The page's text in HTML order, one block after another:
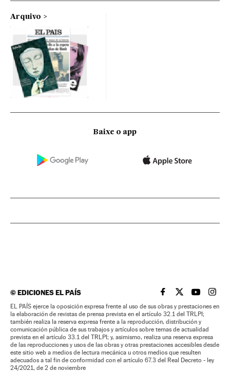
Arquivo
Baixe o app
©EDICIONES EL PAÍS EL PAÍS BRASIL EN
EL PAÍSEL PAÍS
EL
EL PAÍS ejerce la oposición expresa frente al uso de sus obras y prestaciones en
la elaboración de revistas de prensa prevista en el artículo 32.1 del TRLPI;
también realiza la reserva expresa frente a la reproducción, distribución y
comunicación pública de sus trabajos y artículos sobre temas de actualidad
prevista en el artículo 33.1 del TRLPI; y, asimismo, realiza una reserva expresa
de las reproducciones y usos de las obras y otras prestaciones accesibles desde
este sitio web a medios de lectura mecánica u otros medios que resulten
adecuados a tal fin de conformidad con el artículo 67.3 del Real Decreto - ley
24/2021, de 2 de noviembre